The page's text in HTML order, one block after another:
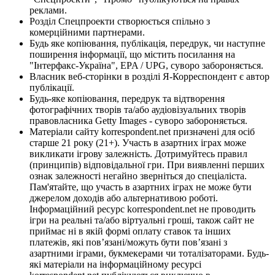
реклами.
Розділ Спецпроекти створюється спільно з
комерційними партнерами.
Будь яке копіювання, публікація, передрук, чи наступне
поширення інформації, що містить посилання на
"Інтерфакс-Україна", EPA / UPG, суворо забороняється.
Власник веб-сторінки в розділі Я-Корреспондент є автор
публікації.
Будь-яке копіювання, передрук та відтворення
фотографічних творів та/або аудіовізуальних творів
правовласника Getty Images - суворо забороняється.
Матеріали сайту korrespondent.net призначені для осіб
старше 21 року (21+). Участь в азартних іграх може
викликати ігрову залежність. Дотримуйтесь правил
(принципів) відповідальної гри. При виявленні перших
ознак залежності негайно зверніться до спеціаліста.
Пам'ятайте, що участь в азартних іграх не може бути
джерелом доходів або альтернативою роботі.
Інформаційний ресурс korrespondent.net не проводить
ігри на реальні та/або віртуальні гроші, також сайт не
приймає ні в якій формі оплату ставок та інших
платежів, які пов’язані/можуть бути пов’язані з
азартними іграми, букмекерами чи тоталізаторами. Будь-
які матеріали на інформаційному ресурсі